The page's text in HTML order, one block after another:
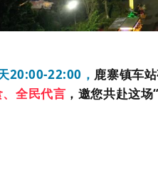
20:00-22:00 ， 鹿寨镇车
全民代言 ，邀您共赴这场“